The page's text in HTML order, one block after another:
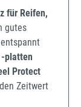
für Reifen,
gutes
-platten
Protect
Zeitwert